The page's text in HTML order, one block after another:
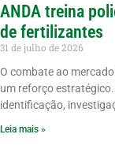
ANDA treina
de fertilizantes
31 de julho de 2026
O combate ao
um reforço
identificação,
Leia mais »